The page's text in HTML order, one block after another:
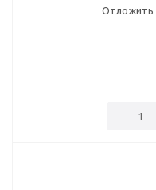
Отложить